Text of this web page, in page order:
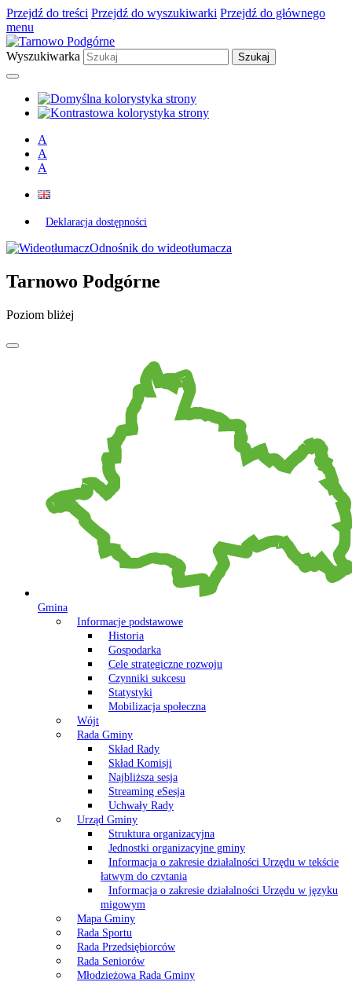
Przejdź do treści Przejdź do wyszukiwarki Przejdź do głównego
menu
Wyszukiwarka
A
A
A
Deklaracja dostępności
Odnośnik do wideotłumacza
Tarnowo Podgórne
Poziom bliżej
Gmina
Informacje podstawowe
Historia
Gospodarka
Cele strategiczne rozwoju
Czynniki sukcesu
Statystyki
Mobilizacja społeczna
Wójt
Rada Gminy
Skład Rady
Skład Komisji
Najbliższa sesja
Streaming eSesja
Uchwały Rady
Urząd Gminy
Struktura organizacyjna
Jednostki organizacyjne gminy
Informacja o zakresie działalności Urzędu w tekście
łatwym do czytania
Informacja o zakresie działalności Urzędu w języku
migowym
Mapa Gminy
Rada Sportu
Rada Przedsiębiorców
Rada Seniorów
Młodzieżowa Rada Gminy